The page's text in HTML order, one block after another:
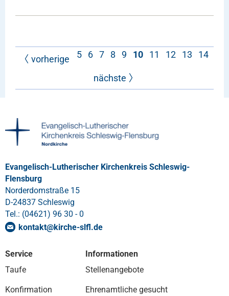
vorherige 5 6 7 8 9 10 11 12 13 14
nächste
Evangelisch-Lutherischer Kirchenkreis Schleswig-
Flensburg
Norderdomstraße 15
D-24837 Schleswig
Tel.: (04621) 96 30 - 0
kontakt@kirche-slfl.de
Service
Taufe
Konfirmation
Informationen
Stellenangebote
Ehrenamtliche gesucht